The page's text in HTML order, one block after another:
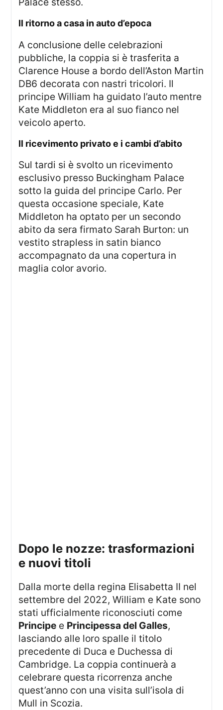
il ritorno a casa in auto d’epoca
A conclusione delle celebrazioni
pubbliche, la coppia si è trasferita a
Clarence House a bordo dell’Aston Martin
DB6 decorata con nastri tricolori. Il
principe William ha guidato l’auto mentre
Kate Middleton era al suo fianco nel
veicolo aperto.
il ricevimento privato e i cambi d’abito
Sul tardi si è svolto un ricevimento
esclusivo presso Buckingham Palace
sotto la guida del principe Carlo. Per
questa occasione speciale, Kate
Middleton ha optato per un secondo
abito da sera firmato Sarah Burton: un
vestito strapless in satin bianco
accompagnato da una copertura in
maglia color avorio.
dopo le nozze: trasformazioni
e nuovi titoli
Dalla morte della regina Elisabetta II nel
settembre del 2022, William e Kate sono
stati ufficialmente riconosciuti come
Principe e Principessa del Galles,
lasciando alle loro spalle il titolo
precedente di Duca e Duchessa di
Cambridge. La coppia continuerà a
celebrare questa ricorrenza anche
quest’anno con una visita sull’isola di
Mull in Scozia.